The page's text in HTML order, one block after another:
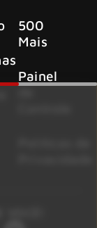
500
Mais
Painel